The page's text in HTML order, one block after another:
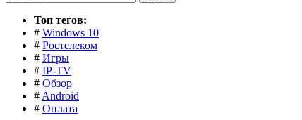
Toп тегов:
# Windows 10
# Ростелеком
# Игры
# IP-TV
# Обзор
# Android
# Оплата